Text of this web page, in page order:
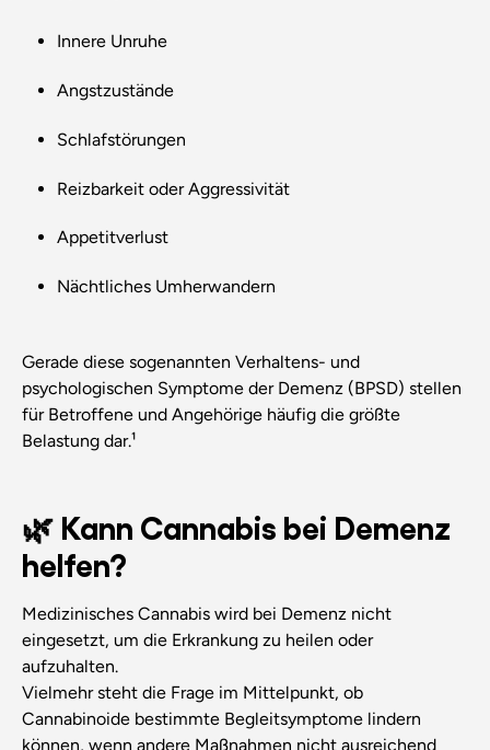
Innere Unruhe
Angstzustände
Schlafstörungen
Reizbarkeit oder Aggressivität
Appetitverlust
Nächtliches Umherwandern
Gerade diese sogenannten Verhaltens- und
psychologischen Symptome der Demenz (BPSD) stellen
für Betroffene und Angehörige häufig die größte
Belastung dar.¹
🌿 Kann Cannabis bei Demenz
helfen?
Medizinisches Cannabis wird bei Demenz nicht
eingesetzt, um die Erkrankung zu heilen oder
aufzuhalten.
Vielmehr steht die Frage im Mittelpunkt, ob
Cannabinoide bestimmte Begleitsymptome lindern
können, wenn andere Maßnahmen nicht ausreichend